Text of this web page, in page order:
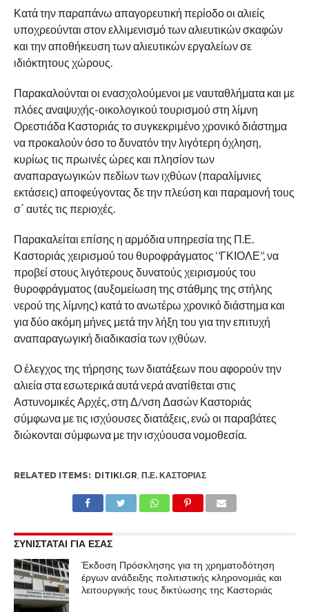
Κατά την παραπάνω απαγορευτική περίοδο οι αλιείς
υποχρεούνται στον ελλιμενισμό των αλιευτικών σκαφών
και την αποθήκευση των αλιευτικών εργαλείων σε
ιδιόκτητους χώρους.
Παρακαλούνται οι ενασχολούμενοι με ναυταθλήματα και με
πλόες αναψυχής-οικολογικού τουρισμού στη λίμνη
Ορεστιάδα Καστοριάς το συγκεκριμένο χρονικό διάστημα
να προκαλούν όσο το δυνατόν την λιγότερη όχληση,
κυρίως τις πρωινές ώρες και πλησίον των
αναπαραγωγικών πεδίων των ιχθύων (παραλίμνιες
εκτάσεις) αποφεύγοντας δε την πλεύση και παραμονή τους
σ΄ αυτές τις περιοχές.
Παρακαλείται επίσης η αρμόδια υπηρεσία της Π.Ε.
Καστοριάς χειρισμού του θυροφράγματος ‘’ΓΚΙΟΛΕ’’, να
προβεί στους λιγότερους δυνατούς χειρισμούς του
θυροφράγματος (αυξομείωση της στάθμης της στήλης
νερού της λίμνης) κατά το ανωτέρω χρονικό διάστημα και
για δύο ακόμη μήνες μετά την λήξη του για την επιτυχή
αναπαραγωγική διαδικασία των ιχθύων.
Ο έλεγχος της τήρησης των διατάξεων που αφορούν την
αλιεία στα εσωτερικά αυτά νερά ανατίθεται στις
Αστυνομικές Αρχές, στη Δ/νση Δασών Καστοριάς
σύμφωνα με τις ισχύουσες διατάξεις, ενώ οι παραβάτες
διώκονται σύμφωνα με την ισχύουσα νομοθεσία.
RELATED ITEMS: DITIKI.GR, Π.Ε. ΚΑΣΤΟΡΙΆΣ
ΣΥΝΙΣΤΑΤΑΙ ΓΙΑ ΕΣΑΣ
Έκδοση Πρόσκλησης για τη χρηματοδότηση
έργων ανάδειξης πολιτιστικής κληρονομιάς και
λειτουργικής τους δικτύωσης της Καστοριάς